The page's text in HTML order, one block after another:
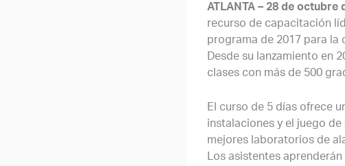
ATLANTA – 28 de octubre
recurso de capacitación
programa de 2017 para la
Desde su lanzamiento en
clases con más de 500
El curso de 5 días ofrece
instalaciones y el juego de
mejores laboratorios de
Los asistentes